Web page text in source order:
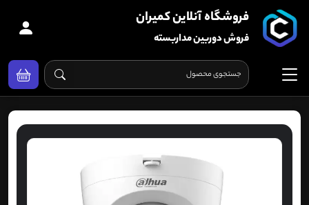
فروشگاه آنلاین کمیران
فروش دوربین مداربسته